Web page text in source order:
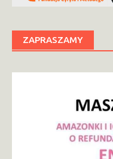
ZAPRASZAMY